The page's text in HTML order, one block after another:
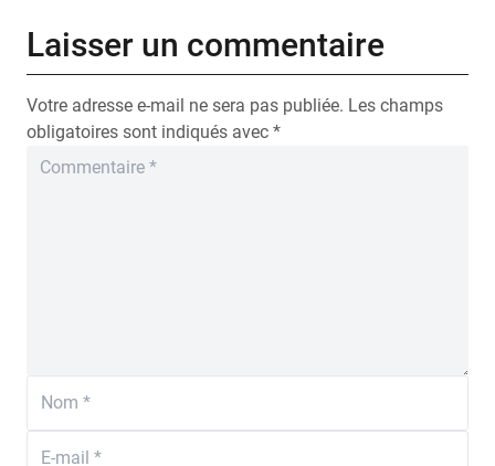
Laisser un commentaire
Votre adresse e-mail ne sera pas publiée. Les champs
obligatoires sont indiqués avec *